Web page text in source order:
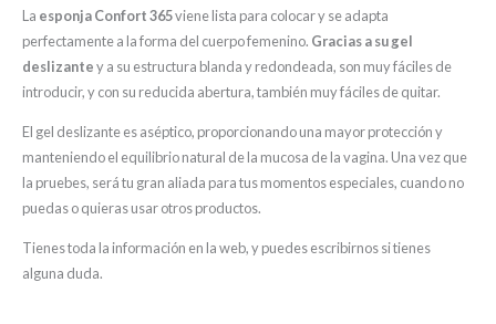
La esponja Confort 365viene lista para colocar y se adapta
perfectamente a la forma del cuerpo femenino. Gracias a su gel
deslizantey a su estructura blanda y redondeada, son muy fáciles de
introducir, y con su reducida abertura, también muy fáciles de quitar.
El gel deslizante es aséptico, proporcionando una mayor protección y
manteniendo el equilibrio natural de la mucosa de la vagina. Una vez que
la pruebes, será tu gran aliada para tus momentos especiales, cuando no
puedas o quieras usar otros productos.
Tienes toda la información en la web, y puedes escribirnos si tienes
alguna duda.